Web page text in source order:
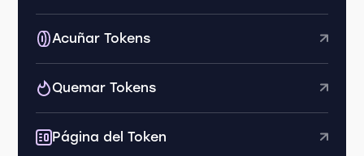
Acuñar Tokens
Quemar Tokens
Página del Token